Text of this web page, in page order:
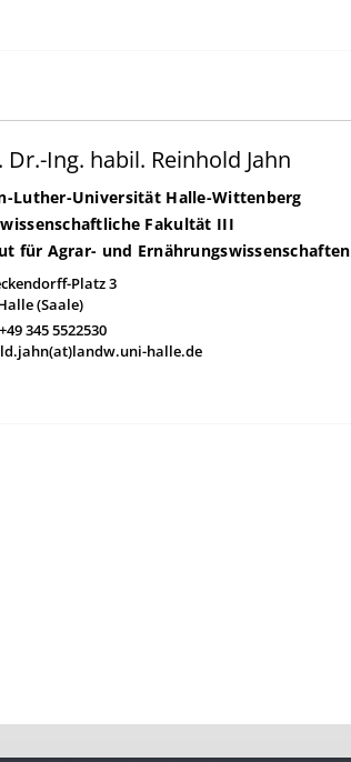
Dr.-Ing. habil. Reinhold Jahn
Luther-Universität Halle-Wittenberg
Fakultät III
für Agrar- und Ernährungswissenschaften
Platz 3
(Saale)
+49 345 5522530
halle.de